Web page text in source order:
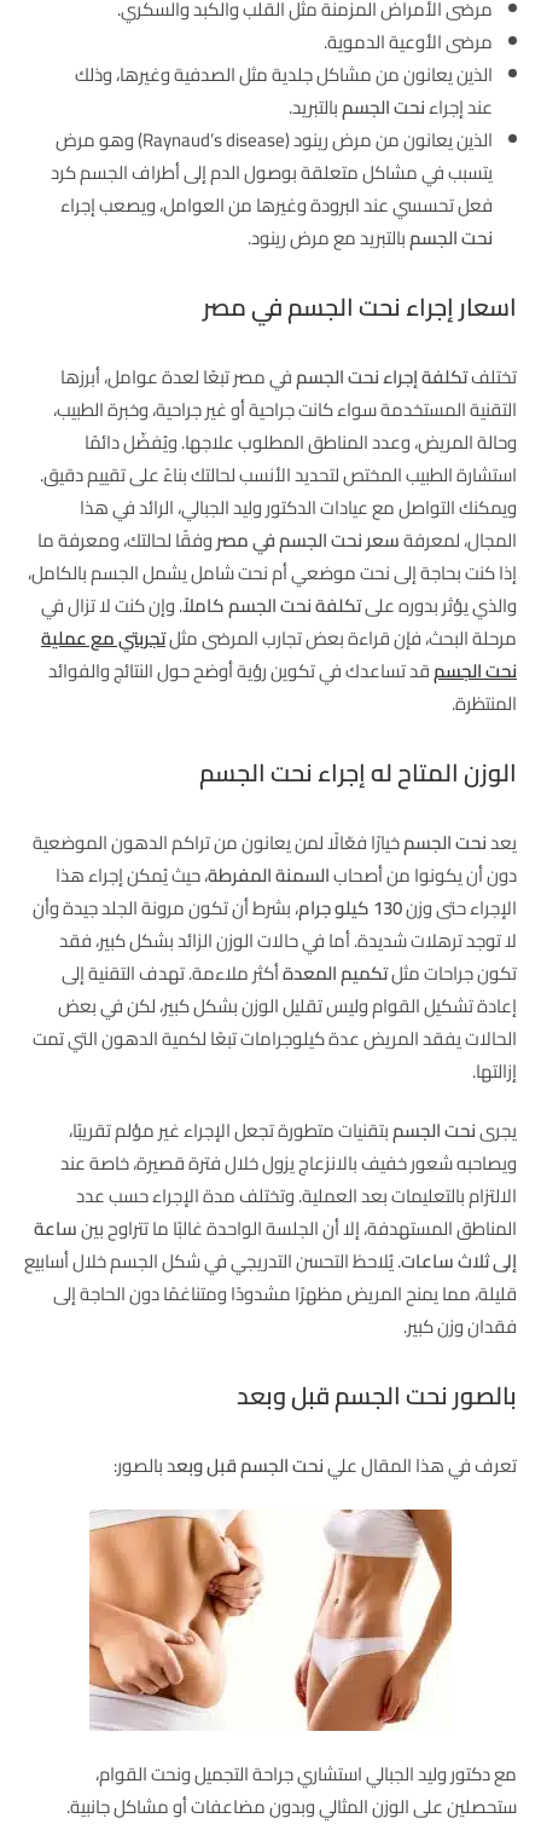
مرضى الأمراض المزمنة مثل القلب والكبد والسكري.
مرضى الأوعية الدموية.
الذين يعانون من مشاكل جلدية مثل الصدفية وغيرها، وذلك
عند إجراءنحت الجسمبالتبريد.
الذين يعانون من مرض رينود (Raynaud’s disease) وهو مرض
يتسبب في مشاكل متعلقة بوصول الدم إلى أطراف الجسم كرد
فعل تحسسي عند البرودة وغيرها من العوامل، ويصعب إجراء
نحت الجسمبالتبريد مع مرض رينود.
اسعار إجراء نحت الجسم في مصر
تختلفتكلفة إجراء نحت الجسمفي مصر تبعًا لعدة عوامل، أبرزها
التقنية المستخدمة سواء كانت جراحية أو غير جراحية، وخبرة الطبيب،
وحالة المريض، وعدد المناطق المطلوب علاجها. ويُفضّل دائمًا
استشارة الطبيب المختص لتحديد الأنسب لحالتك بناءً على تقييم دقيق.
ويمكنك التواصل مع عيادات الدكتور وليد الجبالي، الرائد في هذا
المجال، لمعرفةسعر نحت الجسم في مصروفقًا لحالتك، ومعرفة ما
إذا كنت بحاجة إلى نحت موضعي أم نحت شامل يشمل الجسم بالكامل،
والذي يؤثر بدوره علىتكلفة نحت الجسم كاملاً. وإن كنت لا تزال في
مرحلة البحث، فإن قراءة بعض تجارب المرضى مثلتجربتي مع عملية
نحت الجسمقد تساعدك في تكوين رؤية أوضح حول النتائج والفوائد
المنتظرة.
الوزن المتاح له إجراء نحت الجسم
يعدنحت الجسمخيارًا فعّالًا لمن يعانون من تراكم الدهون الموضعية
دون أن يكونوا من أصحابالسمنة المفرطة، حيث يُمكن إجراء هذا
الإجراء حتى وزن130 كيلو جرام
، بشرط أن تكون مرونة الجلد جيدة وأن
لا توجد ترهلات شديدة. أما في حالات الوزن الزائد بشكل كبير، فقد
تكون جراحات مثلتكميم المعدةأكثر ملاءمة. تهدف التقنية إلى
إعادة تشكيل القوام وليس تقليل الوزن بشكل كبير، لكن في بعض
الحالات يفقد المريض عدة كيلوجرامات تبعًا لكمية الدهون التي تمت
إزالتها.
يجرىنحت الجسمبتقنيات متطورة تجعل الإجراء غير مؤلم تقريبًا،
ويصاحبه شعور خفيف بالانزعاج يزول خلال فترة قصيرة، خاصة عند
الالتزام بالتعليمات بعد العملية. وتختلف مدة الإجراء حسب عدد
المناطق المستهدفة، إلا أن الجلسة الواحدة غالبًا ما تتراوح بينساعة
إلى ثلاث ساعات. يُلاحظ التحسن التدريجي في شكل الجسم خلال أسابيع
قليلة، مما يمنح المريض مظهرًا مشدودًا ومتناغمًا دون الحاجة إلى
فقدان وزن كبير.
بالصور نحت الجسم قبل وبعد
تعرف في هذا المقال علينحت الجسم قبل وبعد بالصور:
مع دكتور وليد الجبالي استشاري جراحة التجميل ونحت القوام،
ستحصلين على الوزن المثالي وبدون مضاعفات أو مشاكل جانبية.